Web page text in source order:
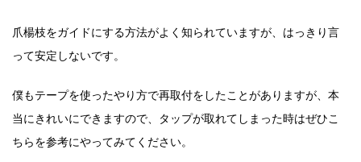
爪楊枝をガイドにする方法がよく知られていますが、はっきり言
って安定しないです。
僕もテープを使ったやり方で再取付をしたことがありますが、本
当にきれいにできますので、タップが取れてしまった時はぜひこ
ちらを参考にやってみてください。